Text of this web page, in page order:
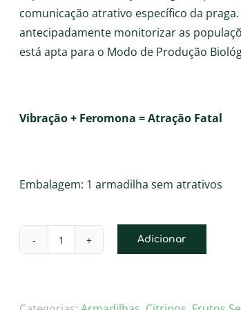
comunicação atrativo específico da praga.
antecipadamente monitorizar as
está apta para o Modo de Produção
Vibração + Feromona = Atração Fatal
Embalagem: 1 armadilha sem atrativos
Quantidade
Trap
Adicionar